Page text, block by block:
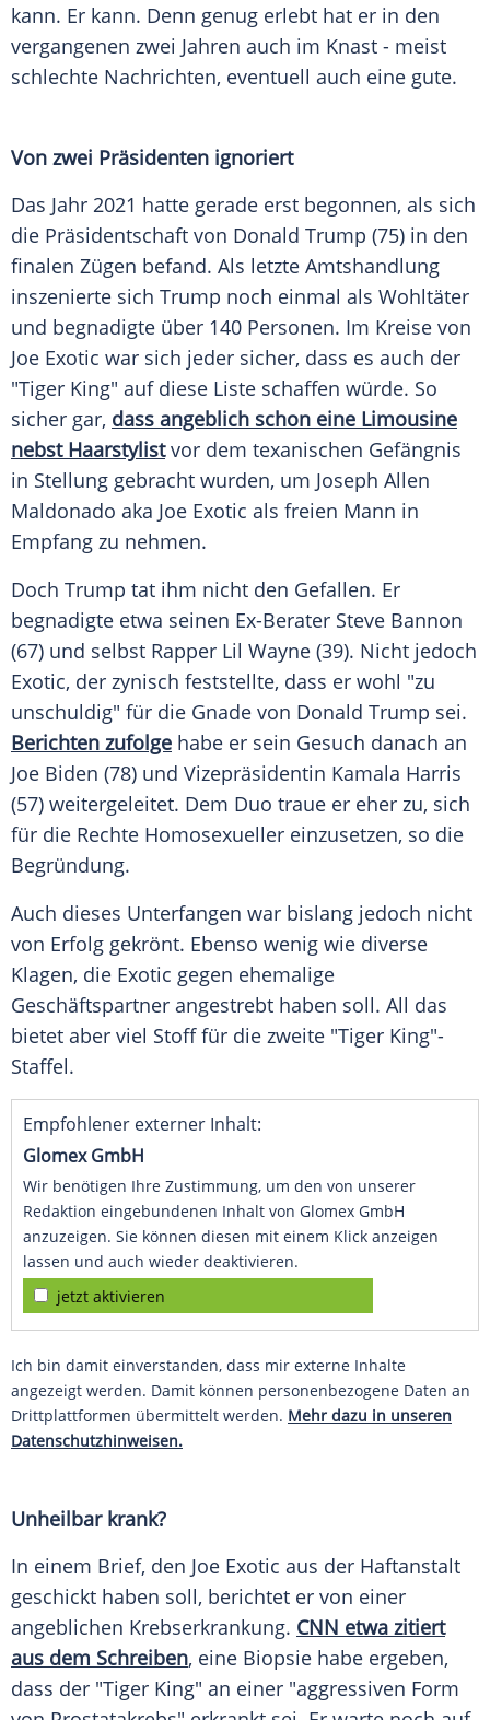
kann. Er kann. Denn genug erlebt hat er in den
vergangenen zwei Jahren auch im Knast - meist
schlechte Nachrichten, eventuell auch eine gute.
Von zwei Präsidenten ignoriert
Das Jahr 2021 hatte gerade erst begonnen, als sich
die Präsidentschaft von Donald Trump (75) in den
finalen Zügen befand. Als letzte Amtshandlung
inszenierte sich Trump noch einmal als Wohltäter
und begnadigte über 140 Personen. Im Kreise von
Joe Exotic war sich jeder sicher, dass es auch der
"Tiger King" auf diese Liste schaffen würde. So
sicher gar, dass angeblich schon eine Limousine
nebst Haarstylistvor dem texanischen Gefängnis
in Stellung gebracht wurden, um Joseph Allen
Maldonado aka Joe Exotic als freien Mann in
Empfang zu nehmen.
Doch Trump tat ihm nicht den Gefallen. Er
begnadigte etwa seinen Ex-Berater Steve Bannon
(67) und selbst Rapper Lil Wayne (39). Nicht jedoch
Exotic, der zynisch feststellte, dass er wohl "zu
unschuldig" für die Gnade von Donald Trump sei.
Berichten zufolge habe er sein Gesuch danach an
Joe Biden (78) und Vizepräsidentin Kamala Harris
(57) weitergeleitet. Dem Duo traue er eher zu, sich
für die Rechte Homosexueller einzusetzen, so die
Begründung.
Auch dieses Unterfangen war bislang jedoch nicht
von Erfolg gekrönt. Ebenso wenig wie diverse
Klagen, die Exotic gegen ehemalige
Geschäftspartner angestrebt haben soll. All das
bietet aber viel Stoff für die zweite "Tiger King"-
Staffel.
Empfohlener externer Inhalt:
Glomex GmbH
Wir benötigen Ihre Zustimmung, um den von unserer
Redaktion eingebundenen Inhalt von Glomex GmbH
anzuzeigen. Sie können diesen mit einem Klick anzeigen
lassen und auch wieder deaktivieren.
jetzt aktivieren
Ich bin damit einverstanden, dass mir externe Inhalte
angezeigt werden. Damit können personenbezogene Daten an
Drittplattformen übermittelt werden. Mehr dazu in unseren
Datenschutzhinweisen.
Unheilbar krank?
In einem Brief, den Joe Exotic aus der Haftanstalt
geschickt haben soll, berichtet er von einer
angeblichen Krebserkrankung. CNN etwa zitiert
aus dem Schreiben, eine Biopsie habe ergeben,
dass der "Tiger King" an einer "aggressiven Form